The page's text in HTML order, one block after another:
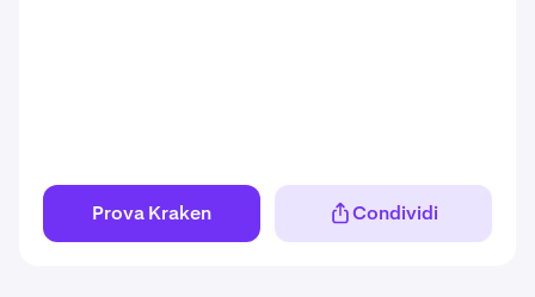
Prova Kraken Condividi